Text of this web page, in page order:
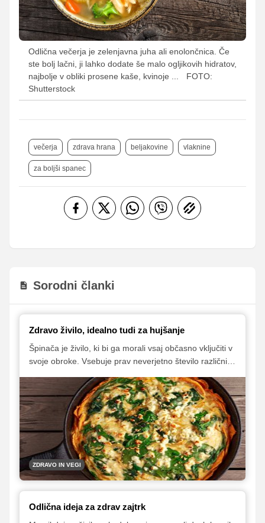
Odlična večerja je zelenjavna juha ali enolončnica. Če
ste bolj lačni, ji lahko dodate še malo ogljikovih hidratov,
najbolje v obliki prosene kaše, kvinoje ...
FOTO:
Shutterstock
večerja zdrava hrana beljakovine vlaknine
za boljši spanec
Sorodni članki
Zdravo živilo, idealno tudi za hujšanje
Špinača je živilo, ki bi ga morali vsaj občasno vključiti v
svoje obroke. Vsebuje prav neverjetno število različnih
Privoščiti bi si jo morali tudi vsi, ki si želijo izgubiti
odvečne kilograme, saj bi lahko rekli, da je idealno
živilo za hujšanje. Z njo namreč zaužijemo kopico
hranil, obenem pa ima nizko energijsko vrednost.
ZDRAVO IN VEGI
Odlična ideja za zdrav zajtrk